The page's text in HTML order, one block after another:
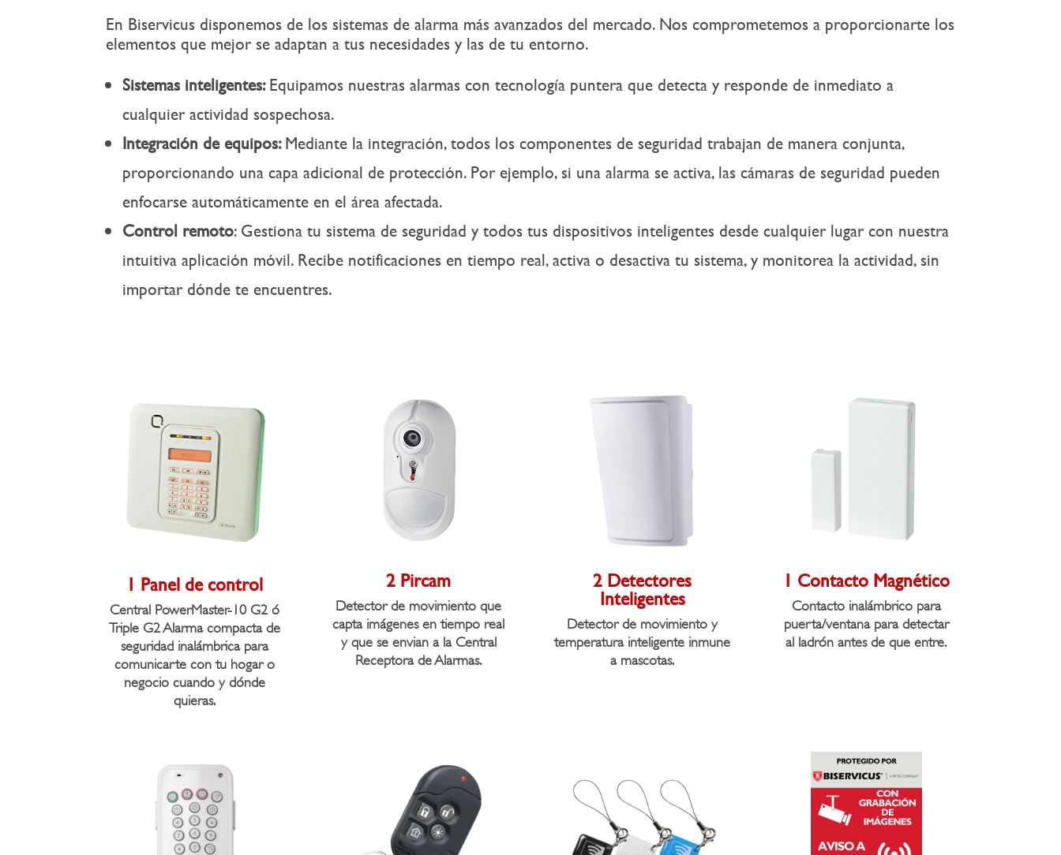
En Biservicus disponemos de los sistemas de alarma más avanzados del mercado. Nos comprometemos a proporcionarte los
elementos que mejor se adaptan a tus necesidades y las de tu entorno.
Sistemas inteligentes:Equipamos nuestras alarmas con tecnología puntera que detecta y responde de inmediato a
cualquier actividad sospechosa.
Integración de equipos:Mediante la integración, todos los componentes de seguridad trabajan de manera conjunta,
proporcionando una capa adicional de protección. Por ejemplo, si una alarma se activa, las cámaras de seguridad pueden
enfocarse automáticamente en el área afectada.
Control remoto: Gestiona tu sistema de seguridad y todos tus dispositivos inteligentes desde cualquier lugar con nuestra
intuitiva aplicación móvil. Recibe notificaciones en tiempo real, activa o desactiva tu sistema, y monitorea la actividad, sin
importar dónde te encuentres.
1 Panel de control
Central PowerMaster-10 G2 ó
Triple G2 Alarma compacta de
seguridad inalámbrica para
comunicarte con tu hogar o
negocio cuando y dónde
quieras.
2 Pircam
Detector de movimiento que
capta imágenes en tiempo real
y que se envian a la Central
Receptora de Alarmas.
2 Detectores
Inteligentes
Detector de movimiento y
temperatura inteligente inmune
a mascotas.
1 Contacto Magnético
Contacto inalámbrico para
puerta/ventana para detectar
al ladrón antes de que entre.